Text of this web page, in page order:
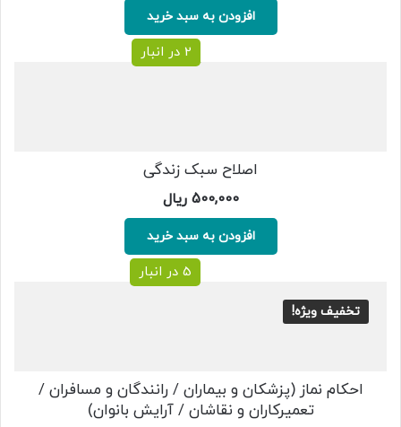
افزودن به سبد خرید
2 در انبار
اصلاح سبک زندگی
500,000 ریال
افزودن به سبد خرید
تخفیف ویژه!
5 در انبار
احکام نماز (پزشکان و بیماران / رانندگان و مسافران /
تعمیرکاران و نقاشان / آرایش بانوان)